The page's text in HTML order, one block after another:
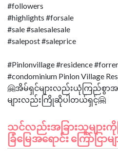
#followers
#highlights #forsale
#sale #salesalesale
#salepost #saleprice
#Pinlonvillage #residence
#condominium Pinlon Village
🤗အိမ်ရှင်များလည်းယုံကြည်စွ
သင်လည်းအခြားသူမျာ
ခြံမြေအရောင်း ကြော်ငြာမျ